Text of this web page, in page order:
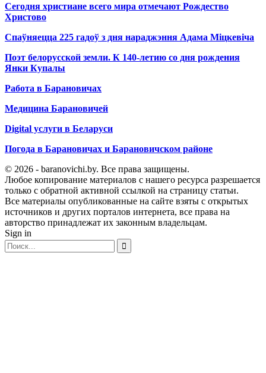
Сегодня христиане всего мира отмечают Рождество
Христово
Спаўняецца 225 гадоў з дня нараджэння Адама Міцкевіча
Поэт белорусской земли. К 140-летию со дня рождения
Янки Купалы
Работа в Барановичах
Медицина Барановичей
Digital услуги в Беларуси
Погода в Барановичах и Барановичском районе
© 2026 - baranovichi.by. Все права защищены.
Любое копирование материалов с нашего ресурса разрешается
только с обратной активной ссылкой на страницу статьи.
Все материалы опубликованные на сайте взяты с открытых
источников и других порталов интернета, все права на
авторство принадлежат их законным владельцам.
Sign in